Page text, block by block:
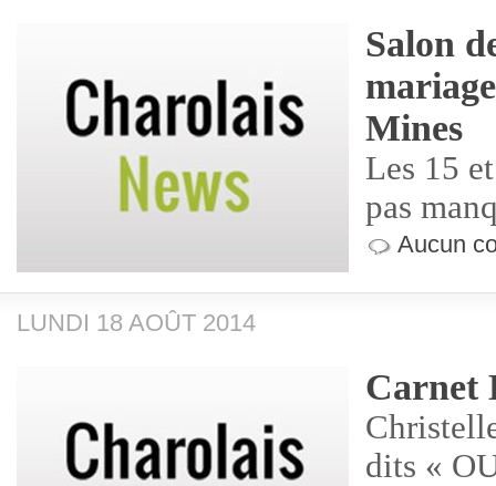
Salon
Mines
Les 15
pas
Aucun
LUNDI 18 AOÛT 2014
Carnet
dits «